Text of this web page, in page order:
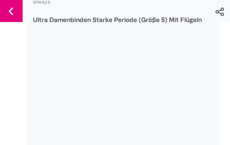
150 Ös
300 Ös
500 Ös
Weiter
zum
always
Ultra Damenbinden Starke Periode (Größe 5) Mit Flügeln